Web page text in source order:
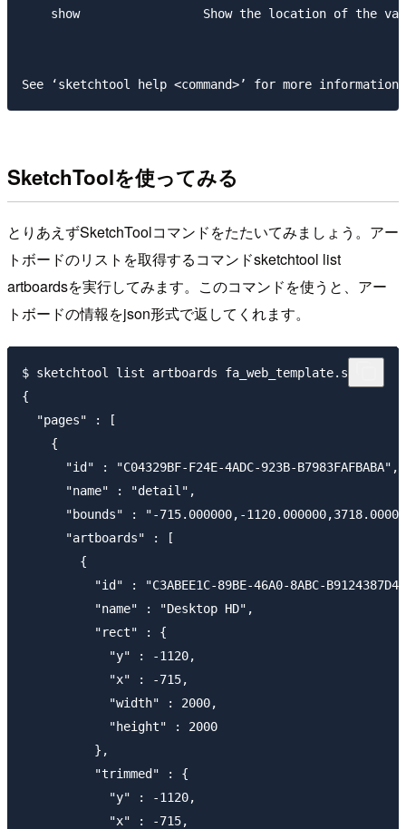
show                 Show the location of the
SketchToolを使ってみる
とりあえずSketchToolコマンドをたたいてみましょう。アー
トボードのリストを取得するコマンドsketchtool list
artboardsを実行してみます。このコマンドを使うと、アー
トボードの情報をjson形式で返してくれます。
$ sketchtool list artboards fa_web_template.sketch
{
  "pages" : [
    {
      "id" : "C04329BF-F24E-4ADC-923B-B7983FAFBABA",
      "name" : "detail",
"bounds" : "-715.000000,-
      "artboards" : [
        {
"id" : "C3ABEE1C-89BE-46A0-8ABC-
          "name" : "Desktop HD",
          "rect" : {
            "y" : -1120,
            "x" : -715,
            "width" : 2000,
            "height" : 2000
          },
          "trimmed" : {
            "y" : -1120,
            "x" : -715,